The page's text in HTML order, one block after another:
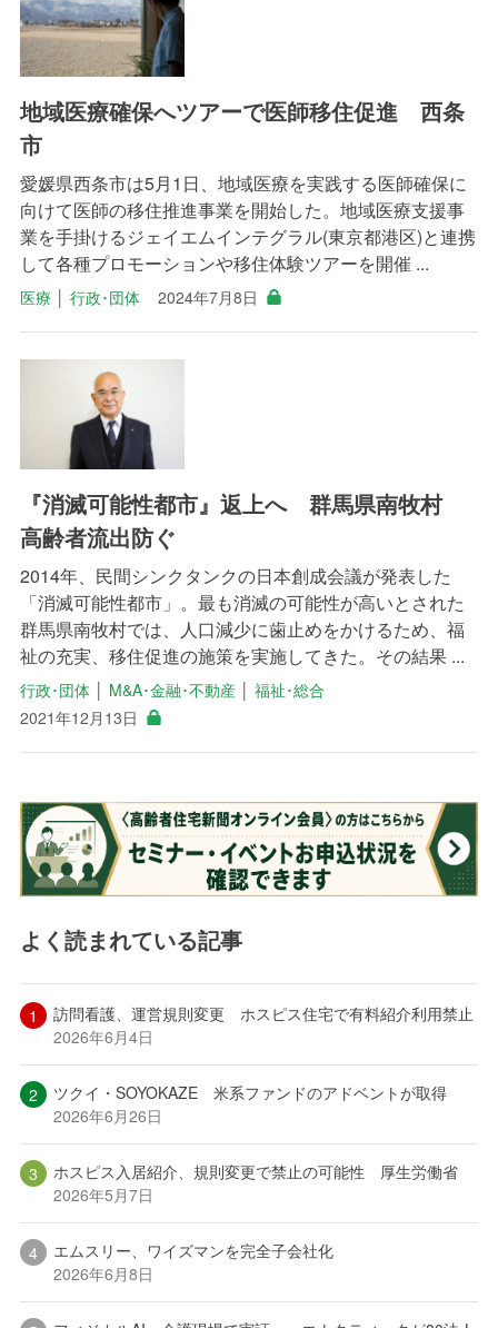
地域医療確保へツアーで医師移住促進 西条
市
愛媛県西条市は5月1日、地域医療を実践する医師確保に
向けて医師の移住推進事業を開始した。地域医療支援事
業を手掛けるジェイエムインテグラル(東京都港区)と連携
して各種プロモーションや移住体験ツアーを開催 ...
医療 │ 行政･団体 2024年7月8日
『消滅可能性都市』返上へ 群馬県南牧村
高齢者流出防ぐ
2014年、民間シンクタンクの日本創成会議が発表した
「消滅可能性都市」。最も消滅の可能性が高いとされた
群馬県南牧村では、人口減少に歯止めをかけるため、福
祉の充実、移住促進の施策を実施してきた。その結果 ...
行政･団体│ M&A･金融･不動産│ 福祉･総合
2021年12月13日
よく読まれている記事
訪問看護、運営規則変更 ホスピス住宅で有料紹介利用禁止
2026年6月4日
ツクイ・SOYOKAZE 米系ファンドのアドベントが取得
2026年6月26日
ホスピス入居紹介、規則変更で禁止の可能性 厚生労働省
2026年5月7日
エムスリー、ワイズマンを完全子会社化
2026年6月8日